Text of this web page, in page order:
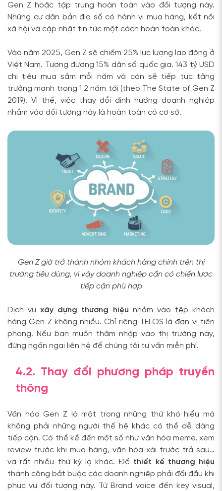
Gen Z hoặc tập trung hoàn toàn vào đối tượng này.
Những cư dân bản địa số có hành vi mua hàng, kết nối
xã hội và cập nhật tin tức một cách hoàn toàn khác.
Vào năm 2025, Gen Z sẽ chiếm 25% lực lượng lao động ở
Việt Nam. Tương đương 15% dân số quốc gia. 143 tỷ USD
chi tiêu mua sắm mỗi năm và còn sẽ tiếp tục tăng
trưởng mạnh trong 1 2 năm tới (theo The State of Gen Z
2019). Vì thế, việc thay đổi định hướng doanh nghiệp
nhắm vào đối tượng này là hoàn toàn có cơ sở.
Gen Z giờ trở thành nhóm khách hàng chính trên thị
trường tiêu dùng, vì vậy doanh nghiệp cần có chiến lược
tiếp cận phù hợp
Dịch vụxây dựng thương hiệu nhắm vào tệp khách
hàng Gen Z không nhiều. Chỉ riêng TELOS là đơn vị tiên
phong. Nếu bạn muốn thâm nhập vào thị trường này,
đừng ngần ngại liên hệ để chúng tôi tư vấn miễn phí.
4.2. Thay đổi phương pháp truyền
thông
Văn hóa Gen Z là một trong những thứ khó hiểu mà
không phải những người thế hệ khác có thể dễ dàng
tiếp cận. Có thể kể đến một số như văn hóa meme, xem
review trước khi mua hàng, văn hóa xài trước trả sau…
và rất nhiều thứ kỳ lạ khác. Để thiết kế thương hiệu
thành công bắt buộc các doanh nghiệp phải đối đầu khi
phục vụ đối tượng này. Từ Brand voice đến key visual,